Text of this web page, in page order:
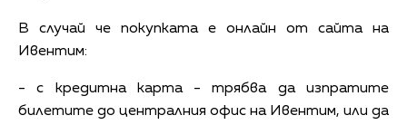
В случай че покупката е онлайн от сайта на
Ивентим:
- с кредитна карта - трябва да изпратите
билетите до централния офис на Ивентим, или да